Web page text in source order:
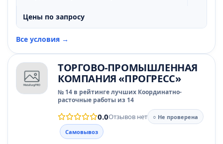
Цены по запросу
Все условия →
ТОРГОВО-ПРОМЫШЛЕННАЯ
КОМПАНИЯ «ПРОГРЕСС»
№ 14 в рейтинге лучших Координатно-
расточные работы из 14
0.0Отзывов нет
○ Не проверена
Самовывоз